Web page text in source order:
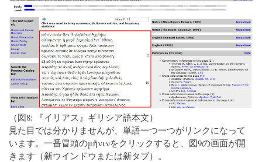
（図8: 『イリアス』ギリシア語本文）
見た目では分かりませんが、単語一つ一つがリンクになって
います。一番冒頭のμῆνινをクリックすると、図9の画面が開
きます（新ウインドウまたは新タブ）。